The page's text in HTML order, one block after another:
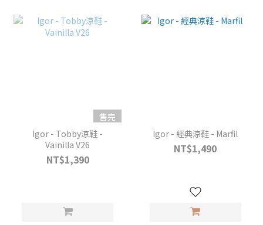
售完
Igor - Tobby涼鞋 -
Vainilla V26
NT$1,390
Igor - 經典涼鞋 - Marfil
NT$1,490